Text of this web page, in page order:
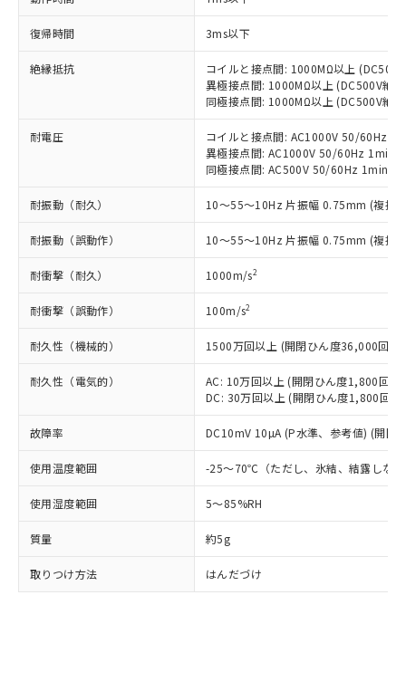
復帰時間 3ms以下
絶縁抵抗
コイルと接点間: 1000MΩ以上
異極接点間: 1000MΩ以上 (DC500V絶
同極接点間: 1000MΩ以上 (DC500V絶
耐電圧
コイルと接点間: AC1000V 50/60Hz
異極接点間: AC1000V 50/60Hz 1min
同極接点間: AC500V 50/60Hz 1min
耐振動（耐久） 10～55～10Hz 片振幅 0.75mm (複振
耐振動（誤動作） 10～55～10Hz 片振幅 0.75mm (複振
耐衝撃（耐久） 1000m/s2
耐衝撃（誤動作） 100m/s2
耐久性（機械的） 1500万回以上 (開閉ひん度36,000回/h)
耐久性（電気的）
AC: 10万回以上 (開閉ひん度1,800回/h)
DC: 30万回以上 (開閉ひん度1,800回/h)
故障率 DC10mV 10µA (P水準、参考値) (開閉
使用温度範囲 -25～70℃（ただし、氷結、結露しな
使用湿度範囲 5～85%RH
質量 約5g
取りつけ方法 はんだづけ
以下の条件をお読みいただき、同意のうえ
本サービスは、当社制御機器事業取扱
商品の当社在庫状況および標準価格
(税抜)を提供させていただくもので
当社制御機器事業取扱商品の中には、
本サービスの対象外となる商品もある
ことをご了承ください。
在庫状況および標準価格照会結果は、
記載している更新日時点での社内デー
タに基づき作成されるものであり、閲
覧された時点での実際の在庫および標
準価格とは異なる場合があることをご
了承ください。
正式な納期状況および標準価格はお客
様のお取引先、またはお客様担当のオ
ムロン制御機器販売店・当社販売員に
ご相談ください。
オムロン制御機器販売店や当社販売拠
販売ネットワーク
」をご確認
在庫状況および標準価格結果を当社の
事前の承諾なく第三者に漏洩または開
示しないようお願いします。
マイパーツ機能（部品リスト作成サー
ビス）をご利用いただくには、I-Web
メンバーズにご登録されている必要が
商品です。
対応予定なし：EU RoHS指令（10物質）の
定はありません。
調査・確認中：EU RoHS指令（10物質）の
非含有の対応状況を調査中または確認中の
非該当品：ライセンス料など無形物で、有
害物質有無と関係のない商品です。
仕入先様の事情により、非含有部品として
いたものが、含有品と判明した場合などや
*EU RoHS指令（10物質）：
鉛(Pb) 1000ppm以下、 水銀(Hg) 1000ppm以下、 カド
ミウム(Cd) 100ppm以下、
六価クロム(Cr(Ⅵ)) 1000ppm以下、ポリ臭化ビフェニル
類(PBB) 1000ppm以下、ポリ臭化ジフェニルエーテル類
ルベンジル（BBP） 1000ppm以下、フタル酸ジブチル
（DBP） 1000ppm以下、フタル酸ジイソブチル
(DIBP) 1000ppm以下
但し、RoHS指令で産業用監視および制御機器に対する
フタル酸エステル類の４物質については閾値を超える意
図的な使用がないことを確認しています。
部品在庫の切り替え状況などにより、予定
月が前後することがあります。
※1 中国RoHS○×表
「○」：最大均質材料含有率が中国RoHSの
基準値以下であることを示します。
「×」：最大均質材料含有率が中国RoHSの
「－」：未確認です。当社販売部門へお問
い合わせください。
*中国RoHS10物質の基準値 (GB/T26572)：
Pb(鉛) :1000ppm、 Hg(水銀) : 1000ppm、 Cd(カドミウ
Cr(Ⅵ)(六価クロム) : 1000ppm、 PBBs(ポリ臭化ビフェ
ニル類) : 1000ppm、 PBDEs(ポリ臭化ジフェニルエーテ
ル類) : 1000ppm、
DBP(フタル酸ジブチル) : 1000ppm、 DIBP(フタル酸ジ
イソブチル) : 1000ppm、 BBP(フタル酸ブチルベンジ
ル) : 1000ppm、
DEHP(フタル酸ビス(2-エチルヘキシル)) : 1000ppm
※2 環境保護使用期限
「ｅ」：有害物質（10物質）のすべてが基
準値以下であることを示します。
「10」：通常の使用状況下において有害物
質が外部に漏えいし、環境に深刻な影響を
及ぼさない年数を意味します。
「－」：未確認です。当社販売部門へお問
い合わせください。
当社は、これら貴社製品のうち、外国
為替および外国貿易法に定める商品
（以下｢規制貨物等」という）を輸出
または国外への提供する場合は、日本
国政府の輸出許可(または役務取引許
可)を取得するなどの必要な手続きを
とります。
当社は規制貨物を破棄する場合は、完
全に破砕するなど、違法に輸出されな
いよう必要な手段を講じます。
当社は貴社製品を、核兵器、ミサイ
ル、化学兵器、生物兵器またはその他
武器並びにこれらの製造装置等に一切
使用いたしません。
当社は、貴社製品を第三者に販売する
場合は、上記1、2および3の内容を当
該第三者に通知します。また当社は、
販売先および販売に係わる関係者が違
法に輸出するおそれがある場合は、取
り引きをいたしません。
号
一定数以上の在庫あり
一定数には満たないが在庫あり
在庫なし(最新の在庫状況につ
いては、お客様のお取引先、ま
たはお客様担当のオムロン制御
機器販売店・当社販売員にご確
認ください)
受注生産機種、また在庫状況の
情報を公開していない機種